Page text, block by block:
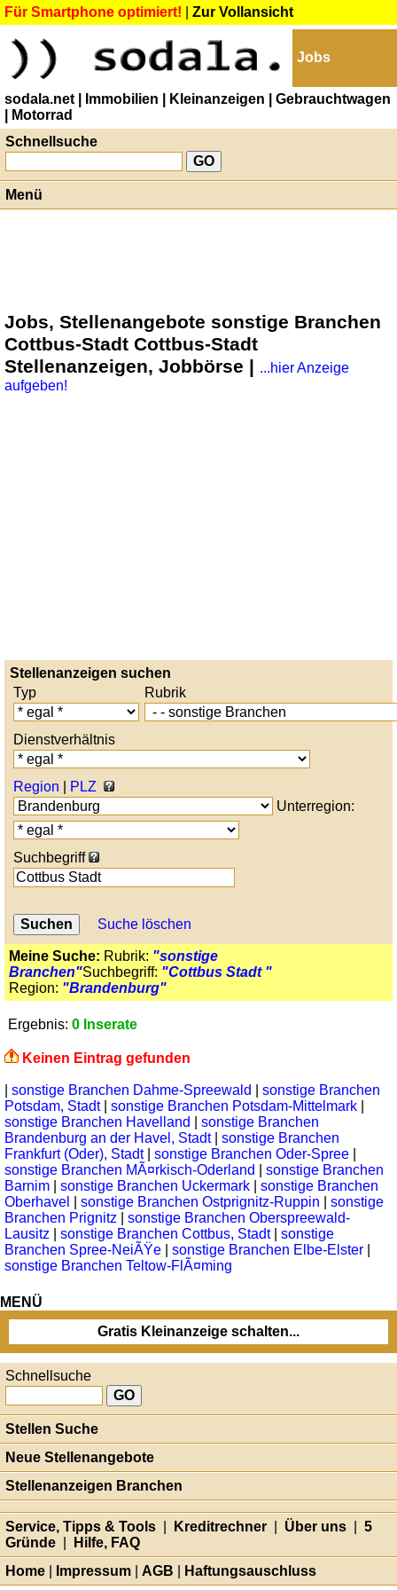
Für Smartphone optimiert! Zur Vollansicht
Jobs
sodala.net | Immobilien | Kleinanzeigen
| Gebrauchtwagen
| Motorrad
Schnellsuche
Menü
Jobs, Stellenangebote sonstige Branchen
Cottbus-Stadt Cottbus-Stadt
Stellenanzeigen, Jobbörse | ...hier Anzeige
aufgeben!
Stellenanzeigen suchen
Typ
Rubrik
Dienstverhältnis
Region
PLZ
Unterregion:
Suchbegriff
Suche löschen
Meine Suche: Rubrik: "sonstige
Branchen"Suchbegriff: "Cottbus Stadt "
Region: "Brandenburg"
Ergebnis: 0 Inserate
Keinen Eintrag gefunden
sonstige Branchen Dahme-Spreewald
sonstige Branchen
Potsdam, Stadt| sonstige Branchen Potsdam-Mittelmark
sonstige Branchen Havelland
sonstige Branchen
Brandenburg an der Havel, Stadt| sonstige Branchen
Frankfurt (Oder), Stadt| sonstige Branchen Oder-Spree
sonstige Branchen MÃ¤rkisch-Oderland
sonstige Branchen
Barnim
sonstige Branchen Uckermark
sonstige Branchen
Oberhavel
sonstige Branchen Ostprignitz-Ruppin
sonstige
Branchen Prignitz
sonstige Branchen Oberspreewald-
Lausitz
sonstige Branchen Cottbus, Stadt| sonstige
Branchen Spree-NeiÃŸe
sonstige Branchen Elbe-Elster
sonstige Branchen Teltow-FlÃ¤ming
MENÜ
Gratis Kleinanzeige schalten...
Schnellsuche
Stellen Suche
Neue Stellenangebote
Stellenanzeigen Branchen
Service, Tipps & Tools Kreditrechner Über uns
5
Gründe
Hilfe, FAQ
Home
Impressum AGB Haftungsauschluss